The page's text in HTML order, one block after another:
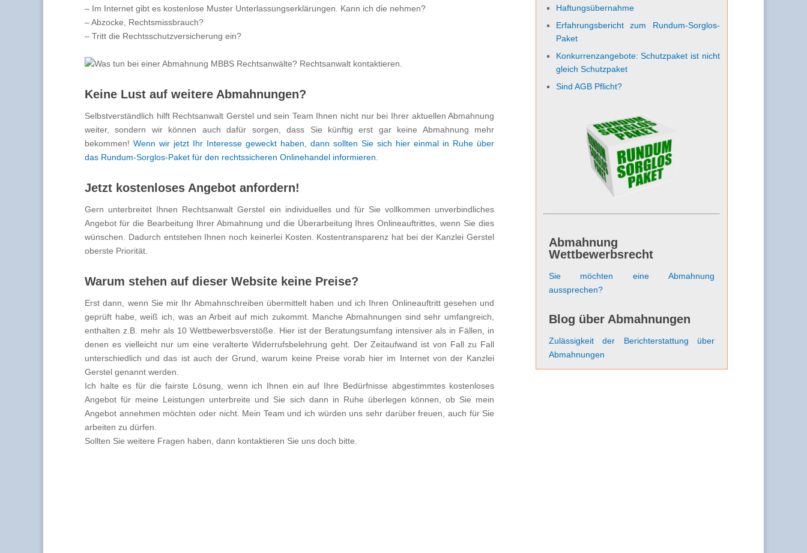
– Im Internet gibt es kostenlose Muster Unterlassungserklärungen. Kann ich die nehmen?
– Abzocke, Rechtsmissbrauch?
– Tritt die Rechtsschutzversicherung ein?
Keine Lust auf weitere Abmahnungen?
Selbstverständlich hilft Rechtsanwalt Gerstel und sein Team Ihnen nicht nur bei Ihrer aktuellen Abmahnung
weiter, sondern wir können auch dafür sorgen, dass Sie künftig erst gar keine Abmahnung mehr
bekommen!Wenn wir jetzt Ihr Interesse geweckt haben, dann sollten Sie sich hier einmal in Ruhe über
das Rundum-Sorglos-Paket für den rechtssicheren Onlinehandel informieren
Jetzt kostenloses Angebot anfordern!
Gern unterbreitet Ihnen Rechtsanwalt Gerstel ein individuelles und für Sie vollkommen unverbindliches
Angebot für die Bearbeitung Ihrer Abmahnung und die Überarbeitung Ihres Onlineauftrittes, wenn Sie dies
wünschen. Dadurch entstehen Ihnen noch keinerlei Kosten. Kostentransparenz hat bei der Kanzlei Gerstel
oberste Priorität.
Warum stehen auf dieser Website keine Preise?
Erst dann, wenn Sie mir Ihr Abmahnschreiben übermittelt haben und ich Ihren Onlineauftritt gesehen und
geprüft habe, weiß ich, was an Arbeit auf mich zukommt. Manche Abmahnungen sind sehr umfangreich,
enthalten z.B. mehr als 10 Wettbewerbsverstöße. Hier ist der Beratungsumfang intensiver als in Fällen, in
denen es vielleicht nur um eine veralterte Widerrufsbelehrung geht. Der Zeitaufwand ist von Fall zu Fall
unterschiedlich und das ist auch der Grund, warum keine Preise vorab hier im Internet von der Kanzlei
Gerstel genannt werden.
Ich halte es für die fairste Lösung, wenn ich Ihnen ein auf Ihre Bedürfnisse abgestimmtes kostenloses
Angebot für meine Leistungen unterbreite und Sie sich dann in Ruhe überlegen können, ob Sie mein
Angebot annehmen möchten oder nicht. Mein Team und ich würden uns sehr darüber freuen, auch für Sie
arbeiten zu dürfen.
Sollten Sie weitere Fragen haben, dann kontaktieren Sie uns doch bitte.
Haftungsübernahme
Erfahrungsbericht zum Rundum-Sorglos-
Paket
Konkurrenzangebote: Schutzpaket ist nicht
gleich Schutzpaket
Sind AGB Pflicht?
Abmahnung
Wettbewerbsrecht
Sie möchten eine Abmahnung
aussprechen?
Blog über Abmahnungen
Zulässigkeit der Berichterstattung über
Abmahnungen